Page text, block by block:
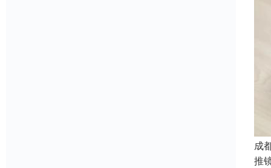
成
推